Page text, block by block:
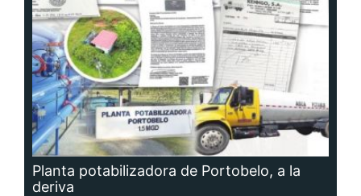
Planta potabilizadora de Portobelo, a la
deriva